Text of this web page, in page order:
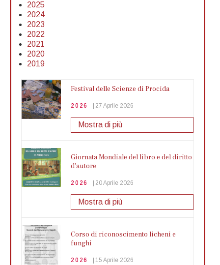
2025
2024
2023
2022
2021
2020
2019
Festival delle Scienze di Procida
2026 27 Aprile 2026
Mostra di più
Giornata Mondiale del libro e del diritto
d'autore
2026 20 Aprile 2026
Mostra di più
Corso di riconoscimento licheni e
funghi
2026 15 Aprile 2026